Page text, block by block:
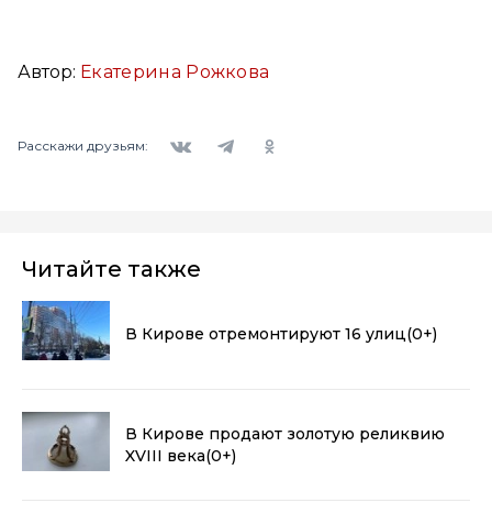
Автор: Екатерина Рожкова
Расскажи друзьям:
Читайте также
В Кирове отремонтируют 16 улиц(0+)
В Кирове продают золотую реликвию
XVIII века(0+)